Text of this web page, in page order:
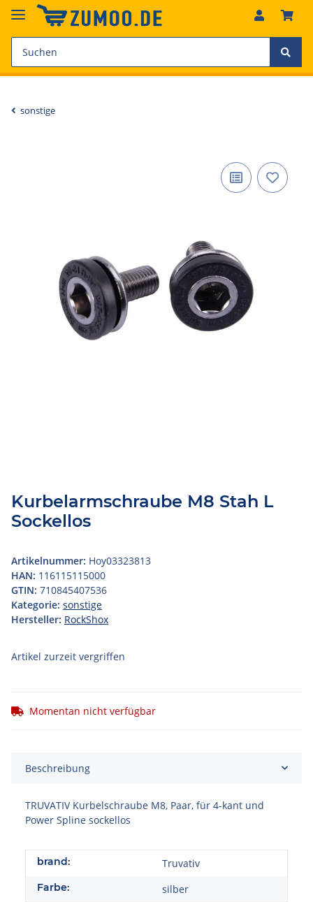
sonstige
Kurbelarmschraube M8 Stah L
Sockellos
Artikelnummer: Hoy03323813
HAN: 116115115000
GTIN: 710845407536
Kategorie: sonstige
Hersteller: RockShox
Artikel zurzeit vergriffen
Momentan nicht verfügbar
Beschreibung
TRUVATIV Kurbelschraube M8, Paar, für 4-kant und
Power Spline sockellos
brand: Truvativ
Farbe: silber